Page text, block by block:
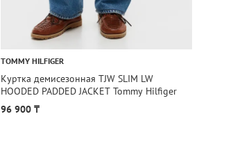
TOMMY HILFIGER
Куртка демисезонная TJW SLIM LW
HOODED PADDED JACKET Tommy Hilfiger
96 900 ₸